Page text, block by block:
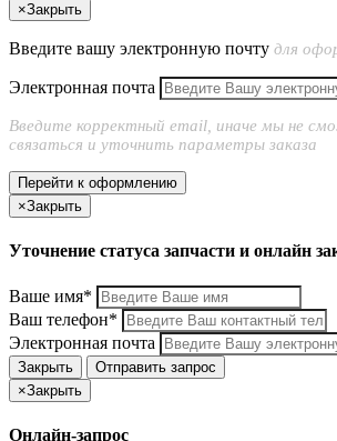
×Закрыть
Введите вашу электронную почту для
Электронная почта
Введите корректный email, иначе мы не
связаться и уточнить параметры заказа
Перейти к оформлению
×Закрыть
Уточнение статуса запчасти и онлайн
Ваше имя*
Ваш телефон*
Электронная почта
Закрыть
Отправить запрос
×Закрыть
Онлайн-запрос